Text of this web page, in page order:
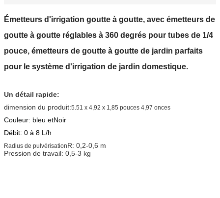
Émetteurs d'irrigation goutte à goutte, avec émetteurs de
goutte à goutte réglables à 360 degrés pour tubes de 1/4
pouce, émetteurs de goutte à goutte de jardin parfaits
pour le système d'irrigation de jardin domestique.
Un détail rapide:
dimension du produit:5.51 x 4,92 x 1,85 pouces 4,97 onces
Couleur: bleu etNoir
Débit: 0 à 8 L/h
Radius de pulvérisationR: 0,2-0,6 m
Pression de travail: 0,5-3 kg